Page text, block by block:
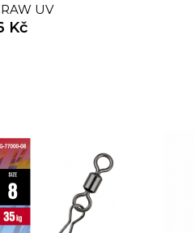
UV
Kč